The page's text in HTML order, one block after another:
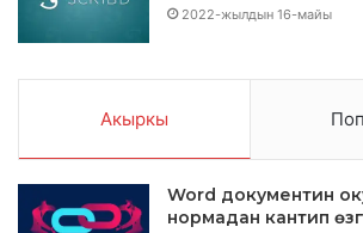
2022-жылдын 16-майы
Акыркы
Word документин
нормадан кантип